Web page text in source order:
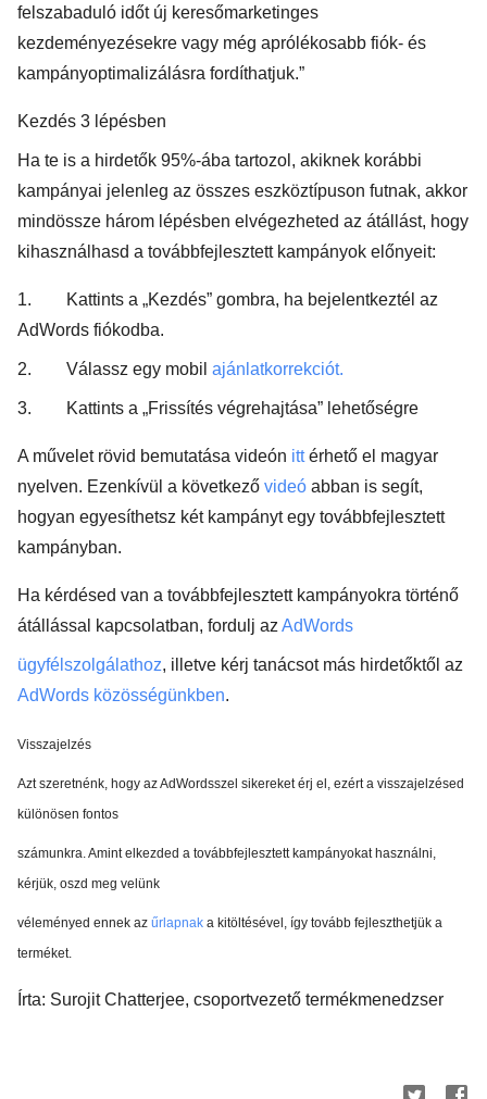
felszabaduló időt új keresőmarketinges
kezdeményezésekre vagy még aprólékosabb fiók- és
kampányoptimalizálásra fordíthatjuk.”
Kezdés 3 lépésben
Ha te is a hirdetők 95%-ába tartozol, akiknek korábbi
kampányai jelenleg az összes eszköztípuson futnak, akkor
mindössze három lépésben elvégezheted az átállást, hogy
kihasználhasd a továbbfejlesztett kampányok előnyeit:
1. Kattints a „Kezdés” gombra, ha bejelentkeztél az
AdWords fiókodba.
2. Válassz egy mobil ajánlatkorrekciót.
3. Kattints a „Frissítés végrehajtása” lehetőségre
A művelet rövid bemutatása videón ittérhető el magyar
nyelven. Ezenkívül a következő videó abban is segít,
hogyan egyesíthetsz két kampányt egy továbbfejlesztett
kampányban.
Ha kérdésed van a továbbfejlesztett kampányokra történő
átállással kapcsolatban, fordulj az AdWords
ügyfélszolgálathoz, illetve kérj tanácsot más hirdetőktől az
AdWords közösségünkben.
Visszajelzés
Azt szeretnénk, hogy az AdWordsszel sikereket érj el, ezért a visszajelzésed
különösen fontos
számunkra. Amint elkezded a továbbfejlesztett kampányokat használni,
kérjük, oszd meg velünk
véleményed ennek az űrlapnak a kitöltésével, így tovább fejleszthetjük a
terméket.
Írta: Surojit Chatterjee, csoportvezető termékmenedzser